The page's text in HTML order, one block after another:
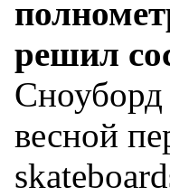
решил
весной